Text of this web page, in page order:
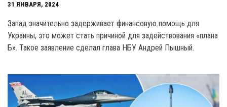
31 ЯНВАРЯ, 2024
Запад значительно задерживает финансовую помощь для
Украины, это может стать причиной для задействования «плана
Б». Такое заявление сделал глава НБУ Андрей Пышный.